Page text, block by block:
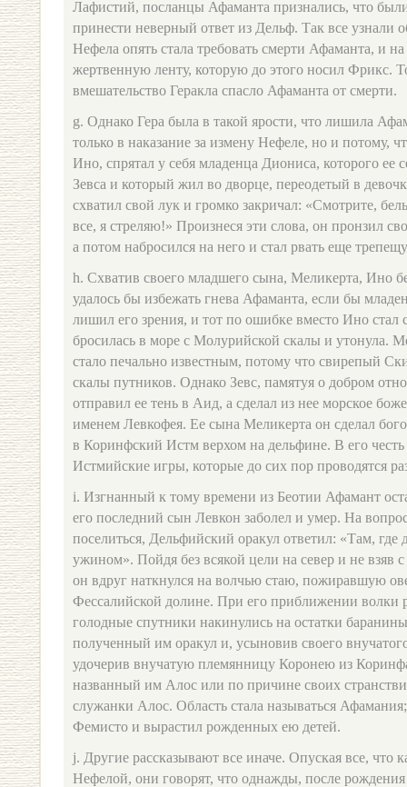
Лафистий, посланцы Афаманта признались, что
принести неверный ответ из Дельф. Так все узнали
Нефела опять стала требовать смерти Афаманта, и
жертвенную ленту, которую до этого носил Фрикс.
вмешательство Геракла спасло Афаманта от смерти.
g. Однако Гера была в такой ярости, что лишила
только в наказание за измену Нефеле, но и потому,
Ино, спрятал у себя младенца Диониса, которого ее
Зевса и который жил во дворце, переодетый в
схватил свой лук и громко закричал: «Смотрите,
все, я стреляю!» Произнеся эти слова, он пронзил
а потом набросился на него и стал рвать еще
h. Схватив своего младшего сына, Меликерта, Ино
удалось бы избежать гнева Афаманта, если бы
лишил его зрения, и тот по ошибке вместо Ино стал
бросилась в море с Молурийской скалы и утонула.
стало печально известным, потому что свирепый
скалы путников. Однако Зевс, памятуя о добром
отправил ее тень в Аид, а сделал из нее морское
именем Левкофея. Ее сына Меликерта он сделал
в Коринфский Истм верхом на дельфине. В его
Истмийские игры, которые до сих пор проводятся
i. Изгнанный к тому времени из Беотии Афамант
его последний сын Левкон заболел и умер. На
поселиться, Дельфийский оракул ответил: «Там, где
ужином». Пойдя без всякой цели на север и не взяв
он вдруг наткнулся на волчью стаю, пожиравшую
Фессалийской долине. При его приближении волки
голодные спутники накинулись на остатки
полученный им оракул и, усыновив своего
удочерив внучатую племянницу Коронею из
названный им Алос или по причине своих
служанки Алос. Область стала называться
Фемисто и вырастил рожденных ею детей.
j. Другие рассказывают все иначе. Опуская все, что
Нефелой, они говорят, что однажды, после